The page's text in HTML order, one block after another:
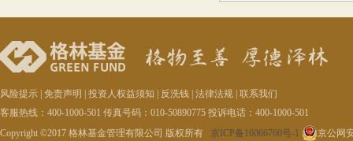
风险提示 免责声明 投资人权益须知 反洗钱 法律法规 联系我们
客服热线：400-1000-501 传真号码：010-50890775 投诉电话：400-1000-501
Copyright ©2017 格林基金管理有限公司 版权所有 京ICP备16066760号-1
京公网